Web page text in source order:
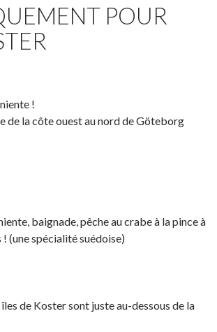
POUR
!
de la côte ouest au nord de Göteborg
baignade, pêche au crabe à la pince à
(une spécialité suédoise)
îles de Koster sont juste au-dessous de la